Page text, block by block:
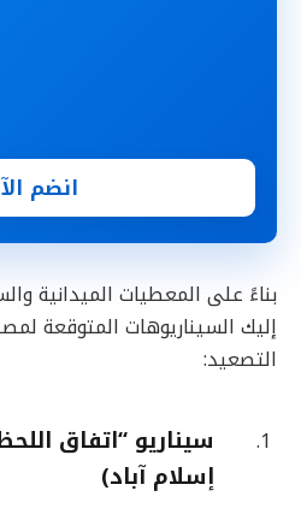
انضم
بناءً على المعطيات الميدانية
إليك السيناريوهات المتوقعة
التصعيد:
سيناريو “اتفاق
إسلام آباد)